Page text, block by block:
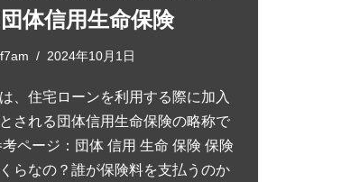
体信用生命保険
2024年10月1日
、住宅ローンを利用する際に加入
される団体信用生命保険の略称で
ページ：団体 信用 生命 保険 保険
らなの？誰が保険料を支払うのか